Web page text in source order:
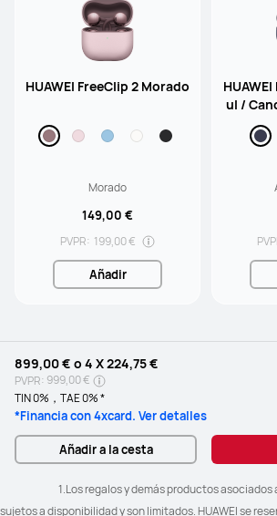
HUAWEI FreeClip 2 Morado
Morado
149,00 €
PVPR: 199,00 €
Añadir
ul /
r /
899,00 € o 4 X224,75 €
PVPR: 999,00 €
TIN 0%，TAE 0% *
*Financia con 4xcard. Ver detalles
Añadir a la cesta
sujetos a disponibilidad y son limitados. HUAWEI se